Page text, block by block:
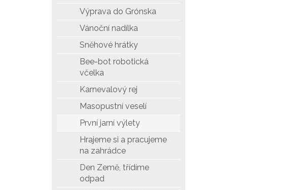
Výprava do Grónska
Vánoční nadílka
Sněhové hrátky
Bee-bot robotická
včelka
Karnevalový rej
Masopustní veselí
První jarní výlety
Hrajeme si a pracujeme
na zahrádce
Den Země, třídíme
odpad